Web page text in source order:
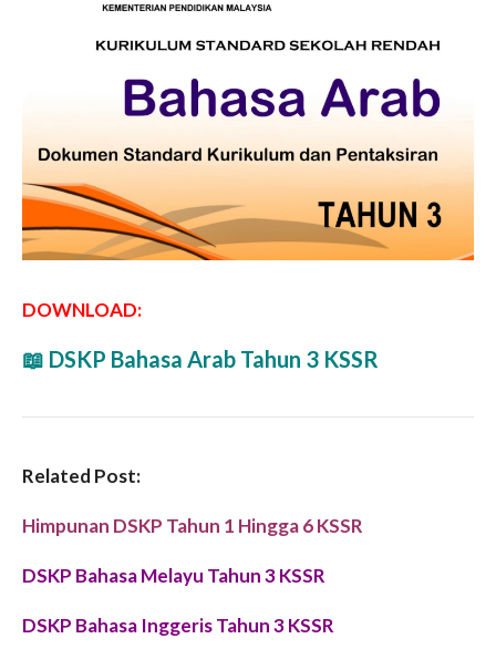
DOWNLOAD:
📖 DSKP Bahasa Arab Tahun 3 KSSR
Related Post:
Himpunan DSKP Tahun 1 Hingga 6 KSSR
DSKP Bahasa Melayu Tahun 3 KSSR
DSKP Bahasa Inggeris Tahun 3 KSSR